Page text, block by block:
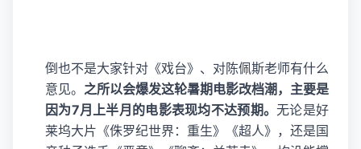
倒也不是大家针对《戏台》、对陈佩斯老师有什么
意见。 之所以会爆发这轮暑期电影改档潮，主要是
因为7月上半月的电影表现均不达预期。无论是好
莱坞大片《侏罗纪世界：重生》《超人》，还是国